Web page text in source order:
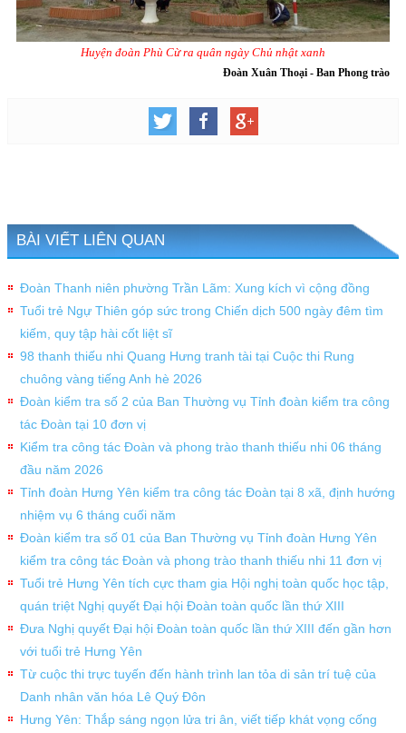
Huyện đoàn Phù Cừ ra quân ngày Chủ nhật xanh
Đoàn Xuân Thoại - Ban Phong trào
BÀI VIẾT LIÊN QUAN
Đoàn Thanh niên phường Trần Lãm: Xung kích vì cộng đồng
Tuổi trẻ Ngự Thiên góp sức trong Chiến dịch 500 ngày đêm tìm
kiếm, quy tập hài cốt liệt sĩ
98 thanh thiếu nhi Quang Hưng tranh tài tại Cuộc thi Rung
chuông vàng tiếng Anh hè 2026
Đoàn kiểm tra số 2 của Ban Thường vụ Tỉnh đoàn kiểm tra công
tác Đoàn tại 10 đơn vị
Kiểm tra công tác Đoàn và phong trào thanh thiếu nhi 06 tháng
đầu năm 2026
Tỉnh đoàn Hưng Yên kiểm tra công tác Đoàn tại 8 xã, định hướng
nhiệm vụ 6 tháng cuối năm
Đoàn kiểm tra số 01 của Ban Thường vụ Tỉnh đoàn Hưng Yên
kiểm tra công tác Đoàn và phong trào thanh thiếu nhi 11 đơn vị
Tuổi trẻ Hưng Yên tích cực tham gia Hội nghị toàn quốc học tập,
quán triệt Nghị quyết Đại hội Đoàn toàn quốc lần thứ XIII
Đưa Nghị quyết Đại hội Đoàn toàn quốc lần thứ XIII đến gần hơn
với tuổi trẻ Hưng Yên
Từ cuộc thi trực tuyến đến hành trình lan tỏa di sản trí tuệ của
Danh nhân văn hóa Lê Quý Đôn
Hưng Yên: Thắp sáng ngọn lửa tri ân, viết tiếp khát vọng cống